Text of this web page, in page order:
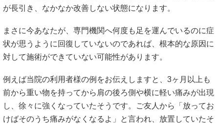
が長引き、なかなか改善しない状態になります。
まさに今あなたが、専門機関へ何度も足を運んでいるのに症
状が思うように回復していないのであれば、根本的な原因に
対して施術ができていない可能性があります。
例えば当院の利用者様の例をお伝えしますと、3ヶ月以上も
前から重い物を持ってから肩の後ろ側や横に軽い痛みが出現
し、徐々に強くなっていたそうです。ご友人から「放ってお
けばそのうち痛みがなくなるよ」と言われ、放置していたそ